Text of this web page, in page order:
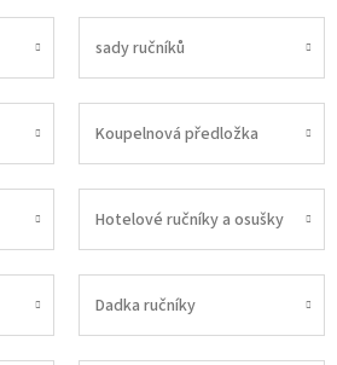
sady ručníků
Koupelnová předložka
Hotelové ručníky a osušky
Dadka ručníky